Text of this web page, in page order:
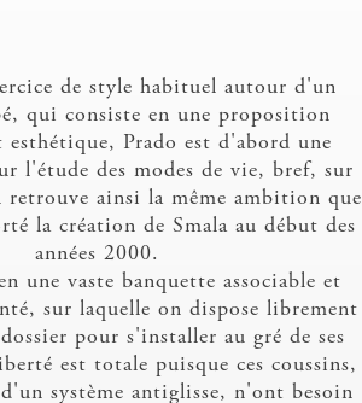
COWO/FR
de style habituel autour d'un
qui consiste en une proposition
esthétique, Prado est d'abord une
l'étude des modes de vie, bref, sur
ainsi la même ambition que
la création de Smala au début des
années 2000.
une vaste banquette associable et
sur laquelle on dispose librement
pour s'installer au gré de ses
est totale puisque ces coussins,
système antiglisse, n'ont besoin